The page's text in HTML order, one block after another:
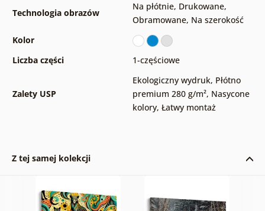
Technologia obrazów
Na płótnie, Drukowane,
Obramowane, Na szerokość
Kolor
Liczba części
1-częściowe
Zalety USP
Ekologiczny wydruk, Płótno
premium 280 g/m², Nasycone
kolory, Łatwy montaż
Z tej samej kolekcji